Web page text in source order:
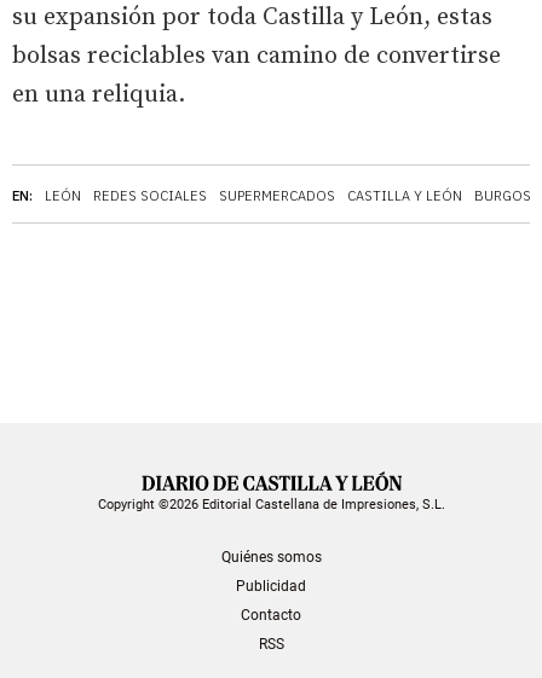
EN: LEÓN REDES SOCIALES SUPERMERCADOS CASTILLA Y LEÓN BURGOS
su expansión por toda Castilla y León, estas
bolsas reciclables van camino de convertirse
en una reliquia.
Copyright ©2026 Editorial Castellana de Impresiones, S.L.
Quiénes somos
Publicidad
Contacto
RSS